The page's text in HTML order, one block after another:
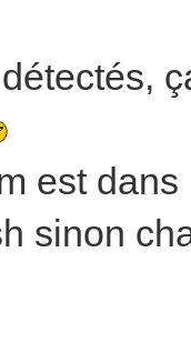
est
sinon